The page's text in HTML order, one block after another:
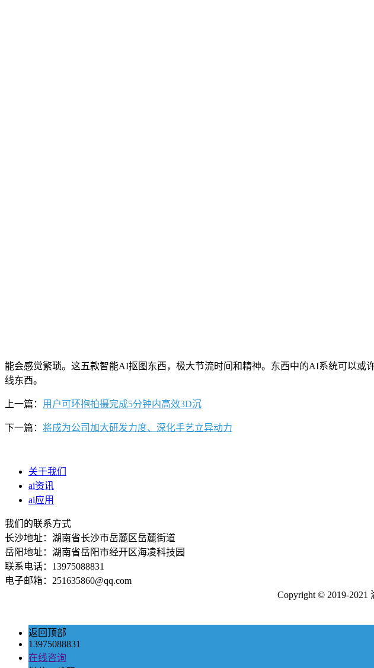
能会感觉繁琐。这五款智能AI抠图东西，极大节流时间和精神。东西中的AI系统可以或
线东西。
上一篇： 用户可环抱拍摄完成5分钟内高效3D沉
下一篇： 将成为公司加大研发力度、深化手艺立异动力
关于我们
ai资讯
ai应用
我们的联系方式
长沙地址：湖南省长沙市岳麓区岳麓街道
岳阳地址：湖南省岳阳市经开区海凌科技园
联系电话：13975088831
电子邮箱：251635860@qq.com
Copyright © 2019-
返回顶部
13975088831
在线咨询